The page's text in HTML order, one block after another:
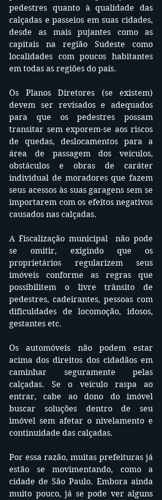
pedestres quanto à qualidade das
calçadas e passeios em suas cidades,
desde as mais pujantes como as
capitais na região Sudeste como
localidades com poucos habitantes
em todas as regiões do país.
Os Planos Diretores (se existem)
devem ser revisados e adequados
para que os pedestres possam
transitar sem exporem-se aos riscos
de quedas, deslocamentos para a
área de passagem dos veículos,
obstáculos e obras de caráter
individual de moradores que fazem
seus acessos às suas garagens sem se
importarem com os efeitos negativos
causados nas calçadas.
A Fiscalização municipal  não pode
se omitir, exigindo que os
proprietários regularizem seus
imóveis conforme as regras que
possibilitem o livre trânsito de
pedestres, cadeirantes, pessoas com
dificuldades de locomoção, idosos,
gestantes etc.
Os automóveis não podem estar
acima dos direitos dos cidadãos em
caminhar seguramente pelas
calçadas. Se o veículo raspa ao
entrar, cabe ao dono do imóvel
buscar soluções dentro de seu
imóvel sem afetar o nivelamento e
continuidade das calçadas.
Por essa razão, muitas prefeituras já
estão se movimentando, como a
cidade de São Paulo. Embora ainda
muito pouco, já se pode ver alguns